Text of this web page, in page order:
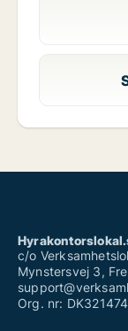
c/o
Mynstersvej 3,
Org. nr: